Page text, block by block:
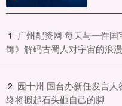
1
广州配资网 每天与一件
饰》解码古蜀人对宇宙的浪
2 园十州 国台办新任发言
终将搬起石头砸自己的脚